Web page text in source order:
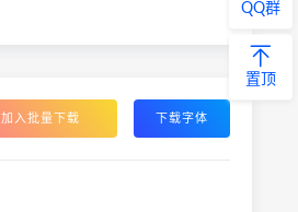
加入批量下载 下载字体
QQ群
置顶